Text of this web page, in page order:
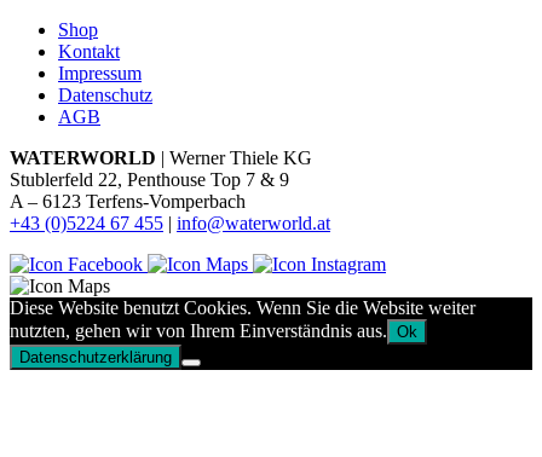
Shop
Kontakt
Impressum
Datenschutz
AGB
WATERWORLD | Werner Thiele KG
Stublerfeld 22, Penthouse Top 7 & 9
A – 6123 Terfens-Vomperbach
+43 (0)5224 67 455 | info@waterworld.at
Diese Website benutzt Cookies. Wenn Sie die Website weiter
nutzten, gehen wir von Ihrem Einverständnis aus. Ok
Datenschutzerklärung